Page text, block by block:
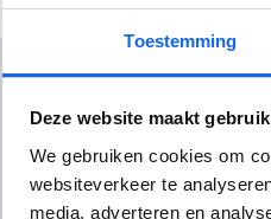
Toestemming
Deze website maakt
We gebruiken cookies om
websiteverkeer te
media, adverteren en